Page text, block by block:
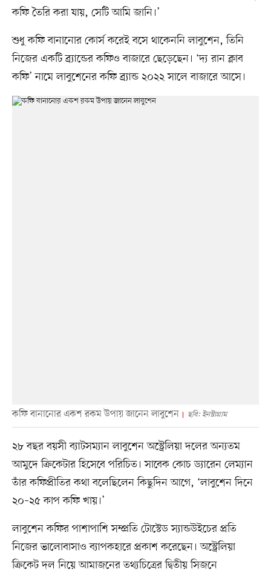
কফি তৈরি করা যায়, সেটি আমি জানি।’
শুধু কফি বানানোর কোর্স করেই বসে থাকেননি লাবুশেন, তিনি
নিজের একটি ব্র্যান্ডের কফিও বাজারে ছেড়েছেন। ‘দ্য রান ক্লাব
কফি’ নামে লাবুশেনের কফি ব্র্যান্ড ২০২২ সালে বাজারে আসে।
কফি বানানোর একশ রকম উপায় জানেন লাবুশেন ছবি: ইনস্টাগ্রাম
২৮ বছর বয়সী ব্যাটসম্যান লাবুশেন অস্ট্রেলিয়া দলের অন্যতম
আমুদে ক্রিকেটার হিসেবে পরিচিত। সাবেক কোচ ড্যারেন লেম্যান
তাঁর কফিপ্রীতির কথা বলেছিলেন কিছুদিন আগে, ‘লাবুশেন দিনে
২০–২৫ কাপ কফি খায়।’
লাবুশেন কফির পাশাপাশি সম্প্রতি টোস্টেড স্যান্ডউইচের প্রতি
নিজের ভালোবাসাও ব্যাপকহারে প্রকাশ করেছেন। অস্ট্রেলিয়া
ক্রিকেট দল নিয়ে আমাজনের তথ্যচিত্রের দ্বিতীয় সিজনে